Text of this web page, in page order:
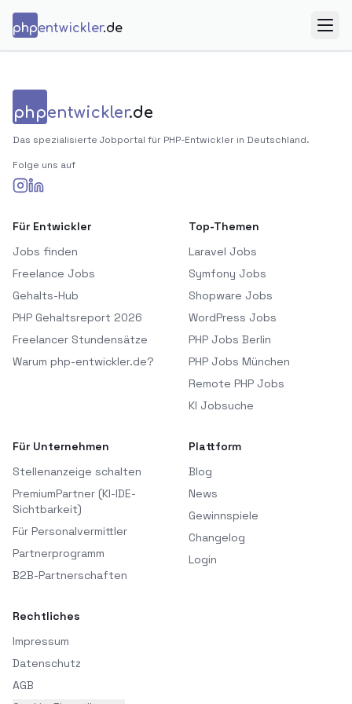
phpentwickler.de
phpentwickler.de
Das spezialisierte Jobportal für PHP-Entwickler in Deutschland.
Folge uns auf
Für Entwickler
Jobs finden
Freelance Jobs
Gehalts-Hub
PHP Gehaltsreport 2026
Freelancer Stundensätze
Warum php-entwickler.de?
Top-Themen
Laravel Jobs
Symfony Jobs
Shopware Jobs
WordPress Jobs
PHP Jobs Berlin
PHP Jobs München
Remote PHP Jobs
KI Jobsuche
Für Unternehmen
Stellenanzeige schalten
PremiumPartner (KI-IDE-
Sichtbarkeit)
Für Personalvermittler
Partnerprogramm
B2B-Partnerschaften
Plattform
Blog
News
Gewinnspiele
Changelog
Login
Rechtliches
Impressum
Datenschutz
AGB